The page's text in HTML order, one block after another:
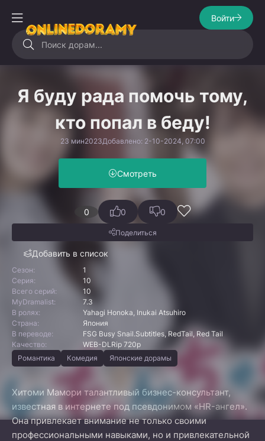
Войти
Я буду рада помочь тому,
кто попал в беду!
23 мин2023Добавлено: 2-10-2024, 07:00
Смотреть
0
Добавить в список
0 0
Поделиться
Сезон:
1
Серия:
10
Всего серий:
10
MyDramalist:
7.3
В ролях:
Yahagi Honoka, Inukai Atsuhiro
Страна:
Япония
В переводе:
FSG Busy Snail.Subtitles, RedTail, Red Tail
Качество:
WEB-DLRip 720p
Романтика
Комедия Японские дорамы
Хитоми Мамори талантливый бизнес-консультант,
известная в интернете под псевдонимом «HR-ангел».
Она привлекает внимание не только своими
профессиональными навыками, но и привлекательной